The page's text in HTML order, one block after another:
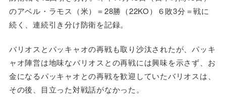
のアベル・ラモス（米）＝28勝（22KO）６敗3分＝戦に
続く、連続引き分け防衛を記録。
バリオスとパッキャオの再戦も取り沙汰されたが、パッキ
ャオ陣営は地味なバリオスとの再戦には興味を示さず、お
金になるパッキャオとの再戦を歓迎していたバリオスは、
その後、目立った対戦話がなかった。